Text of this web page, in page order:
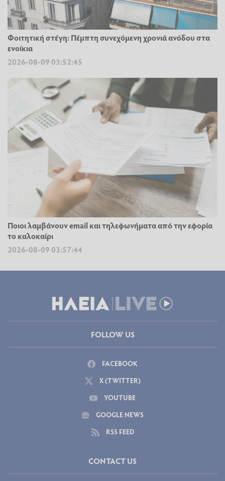
Φοιτητική στέγη: Πέμπτη συνεχόμενη χρονιά ανόδου στα
ενοίκια
2026-08-09 03:52:45
Ποιοι λαμβάνουν email και τηλεφωνήματα από την εφορία
το καλοκαίρι
2026-08-09 03:57:44
FOLLOW US
FACEBOOK
X (TWITTER)
YOUTUBE
GOOGLE NEWS
RSS FEED
CONTACT US